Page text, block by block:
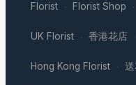
Florist · Florist Shop ·
UK Florist · 香港花店 ·
Hong Kong Florist ·